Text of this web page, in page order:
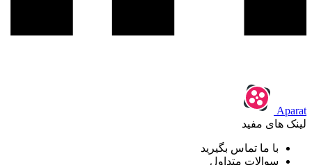
Aparat
لینک های مفید
با ما تماس بگیرید
سوالات متداول